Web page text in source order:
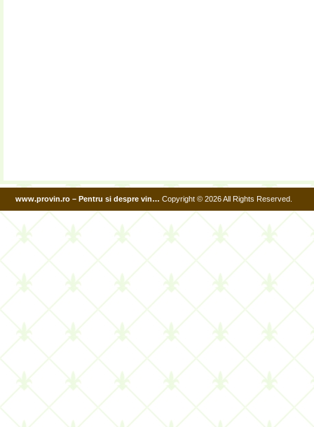
www.provin.ro – Pentru si despre vin… Copyright © 2026 All Rights Reserved.